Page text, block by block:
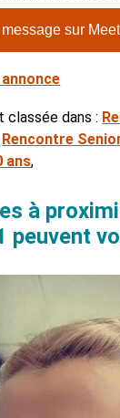
sur
classée dans :
Rencontre
ans,
à
peuvent